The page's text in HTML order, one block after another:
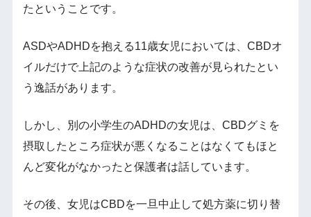
たということです。
ASDやADHDを抱える11歳女児においては、CBDオ
イルだけで上記のような症状の改善が見られたとい
う逸話があります。
しかし、別の小学生のADHDの女児は、CBDグミを
摂取したところ症状が悪くなることはなくてもほと
んど変化がなかったと保護者は話しています。
その後、女児はCBDを一旦中止して処方薬に切り替